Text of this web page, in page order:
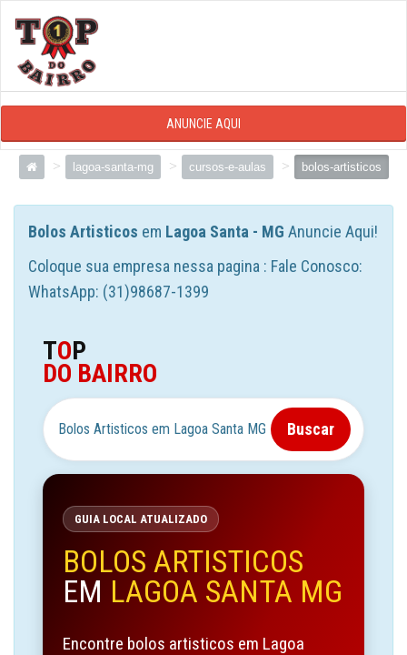
ANUNCIE AQUI
lagoa-santa-mg cursos-e-aulas bolos-artisticos
Bolos Artisticos em Lagoa Santa - MG Anuncie Aqui!
Coloque sua empresa nessa pagina : Fale Conosco:
WhatsApp: (31)98687-1399
TOP
DO BAIRRO
Buscar
GUIA LOCAL ATUALIZADO
BOLOS ARTISTICOS
EM LAGOA SANTA MG
Encontre bolos artisticos em Lagoa